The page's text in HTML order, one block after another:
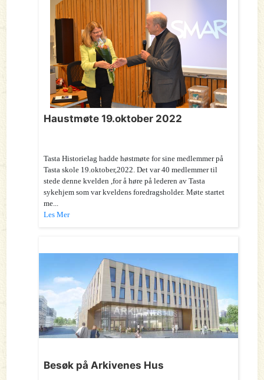
Haustmøte 19.oktober 2022
Tasta Historielag hadde høstmøte for sine medlemmer på
Tasta skole 19.oktober,2022. Det var 40 medlemmer til
stede denne kvelden ,for å høre på lederen av Tasta
sykehjem som var kveldens foredragsholder. Møte startet
me...
Les Mer
Besøk på Arkivenes Hus